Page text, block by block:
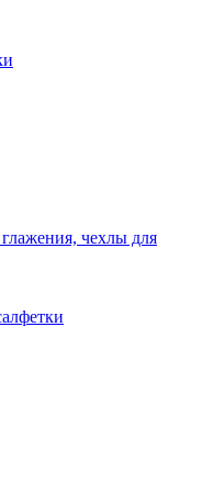
чехлы для